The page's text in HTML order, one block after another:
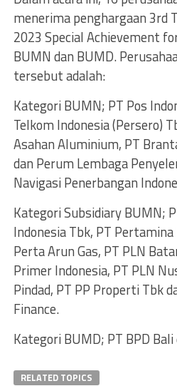
menerima penghargaan 3rd
2023 Special Achievement
BUMN dan BUMD.
tersebut adalah:
Kategori BUMN; PT Pos
Telkom Indonesia (Persero)
Asahan Aluminium, PT
dan Perum Lembaga
Navigasi Penerbangan
Kategori Subsidiary BUMN;
Indonesia Tbk, PT
Perta Arun Gas, PT PLN
Primer Indonesia, PT PLN
Pindad, PT PP Properti Tbk
Finance.
Kategori BUMD; PT BPD Bali
RELATED TOPICS